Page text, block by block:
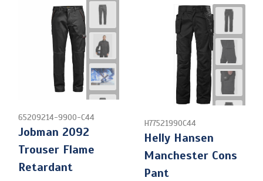
65209214-9900-C44
Jobman 2092
Trouser Flame
Retardant
H77521990C44
Helly Hansen
Manchester Cons
Pant